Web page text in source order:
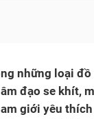
những loại
đạo se khít,
giới yêu